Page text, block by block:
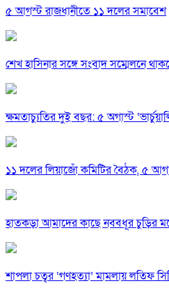
৫ আগস্ট রাজধানীতে ১১ দলের সমাবেশ
শেখ হাসিনার সঙ্গে সংবাদ সম্মেলনে
ক্ষমতাচ্যুতির দুই বছর: ৫ অগাস্ট
১১ দলের লিয়াজোঁ কমিটির বৈঠক, ৫
হাতকড়া আমাদের কাছে নববধূর চুড়ির
শাপলা চত্বর ‘গণহত্যা’ মামলায় লতিফ